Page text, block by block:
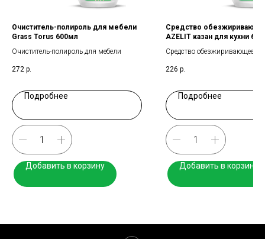
Очиститель-полироль для мебели
Grass Torus 600мл
Очиститель-полироль для мебели
272 р.
Подробнее
Добавить в корзину
Средство
AZELIT казан для кухни
Средство обезжиривающее
226 р.
Подробнее
Добавить в корзину